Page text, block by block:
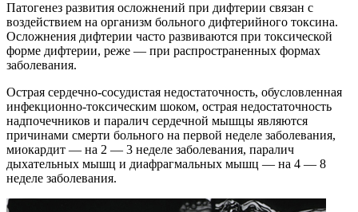
Патогенез развития осложнений при дифтерии связан с
воздействием на организм больного дифтерийного токсина.
Осложнения дифтерии часто развиваются при токсической
форме дифтерии, реже — при распространенных формах
заболевания.
Острая сердечно-сосудистая недостаточность, обусловленная
инфекционно-токсическим шоком, острая недостаточность
надпочечников и паралич сердечной мышцы являются
причинами смерти больного на первой неделе заболевания,
миокардит — на 2 — 3 неделе заболевания, паралич
дыхательных мышц и диафрагмальных мышц — на 4 — 8
неделе заболевания.